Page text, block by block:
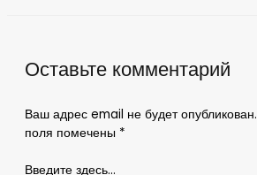
Оставьте комментарий
Ваш адрес email не будет опубликован.
поля помечены *
Введите здесь...